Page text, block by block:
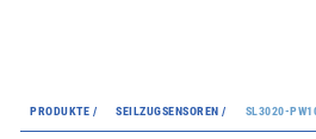
PRODUKTE / SEILZUGSENSOREN / SL3020-